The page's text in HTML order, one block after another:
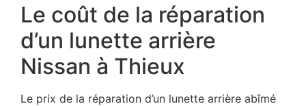
Le coût de la réparation
d’un lunette arrière
Nissan à Thieux
Le prix de la réparation d’un lunette arrière abîmé